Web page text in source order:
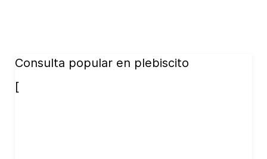
Consulta popular en plebiscito
[